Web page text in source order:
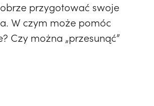
przygotować swoje
W czym może pomóc
Czy można ​​„przesunąć”